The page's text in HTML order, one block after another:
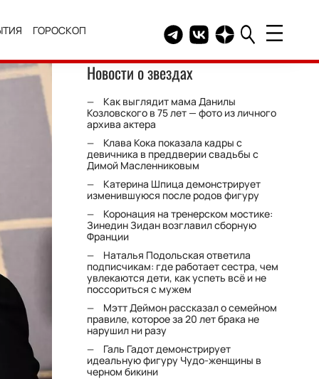
ГОРОСКОП Telegram канал HELLO
Группа HELLO
Канал HELLO в
Новости о звездах
Как выглядит мама Данилы
Козловского в 75 лет — фото из личного
архива актера
Клава Кока показала кадры с
девичника в преддверии свадьбы с
Димой Масленниковым
Катерина Шпица демонстрирует
изменившуюся после родов фигуру
Коронация на тренерском мостике:
Зинедин Зидан возглавил сборную
Франции
Наталья Подольская ответила
подписчикам: где работает сестра, чем
увлекаются дети, как успеть всё и не
поссориться с мужем
Мэтт Деймон рассказал о семейном
правиле, которое за 20 лет брака не
нарушил ни разу
Галь Гадот демонстрирует
идеальную фигуру Чудо-женщины в
черном бикини